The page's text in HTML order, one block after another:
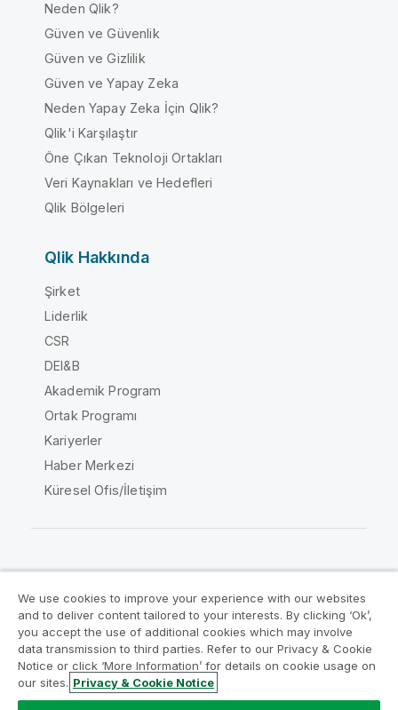
Neden Qlik?
Güven ve Güvenlik
Güven ve Gizlilik
Güven ve Yapay Zeka
Neden Yapay Zeka İçin Qlik?
Qlik'i Karşılaştır
Öne Çıkan Teknoloji Ortakları
Veri Kaynakları ve Hedefleri
Qlik Bölgeleri
Qlik Hakkında
Şirket
Liderlik
CSR
DEI&B
Akademik Program
Ortak Programı
Kariyerler
Haber Merkezi
Küresel Ofis/İletişim
Yasal sözleşmeler
Ürün Koşulları
Legal Policies
Legal Policies
Kullanım koşulları
Ticari markalar
Do Not Share My Info
We use cookies to improve your experience with our websites
and to deliver content tailored to your interests. By clicking ‘Ok’,
you accept the use of additional cookies which may involve
data transmission to third parties. Refer to our Privacy & Cookie
Notice or click ‘More Information’ for details on cookie usage on
our sites. Privacy & Cookie Notice